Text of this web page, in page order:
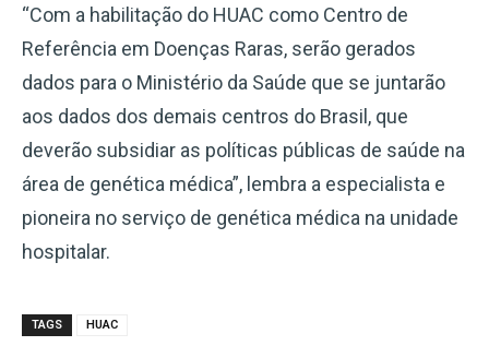
“Com a habilitação do HUAC como Centro de
Referência em Doenças Raras, serão gerados
dados para o Ministério da Saúde que se juntarão
aos dados dos demais centros do Brasil, que
deverão subsidiar as políticas públicas de saúde na
área de genética médica”, lembra a especialista e
pioneira no serviço de genética médica na unidade
hospitalar.
TAGS HUAC